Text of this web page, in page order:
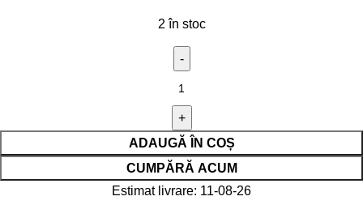
2 în stoc
ADAUGĂ ÎN COȘ
CUMPĂRĂ ACUM
Estimat livrare: 11-08-26